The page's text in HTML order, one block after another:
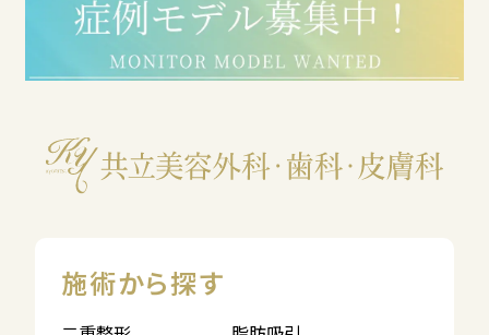
施術から探す